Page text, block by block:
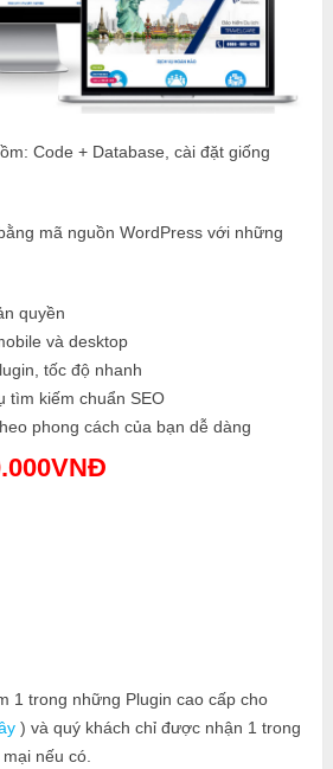
Code + Database, cài đặt giống
mã nguồn WordPress với những
quyền
và desktop
tốc độ nhanh
tìm kiếm chuẩn SEO
phong cách của bạn dễ dàng
1 trong những Plugin cao cấp cho
) và quý khách chỉ được nhận 1 trong
nếu có.